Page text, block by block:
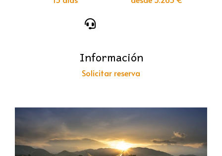
Información
Solicitar reserva